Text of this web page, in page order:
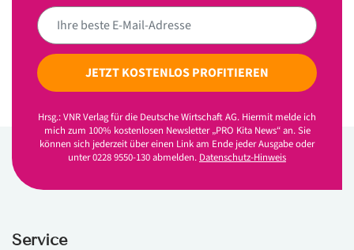
JETZT KOSTENLOS PROFITIEREN
Hrsg.: VNR Verlag für die Deutsche Wirtschaft AG. Hiermit melde ich
mich zum 100% kostenlosen Newsletter „PRO Kita News“ an. Sie
können sich jederzeit über einen Link am Ende jeder Ausgabe oder
unter 0228 9550-130 abmelden. Datenschutz-Hinweis
Service